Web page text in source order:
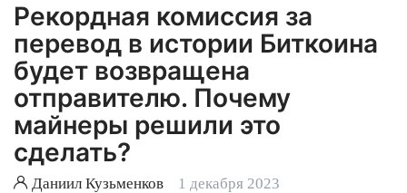
Рекордная комиссия за
перевод в истории Биткоина
будет возвращена
отправителю. Почему
майнеры решили это
сделать?
Даниил Кузьменков 1 декабря 2023